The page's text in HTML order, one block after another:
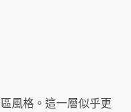
風格。這一層似乎更